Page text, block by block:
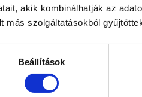
akik kombinálhatják az
más szolgáltatásokból
Beállítások